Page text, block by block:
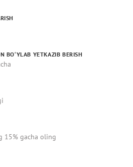
BO‘YLAB YETKAZIB BERISH
15% gacha oling